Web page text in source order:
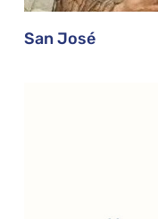
San José